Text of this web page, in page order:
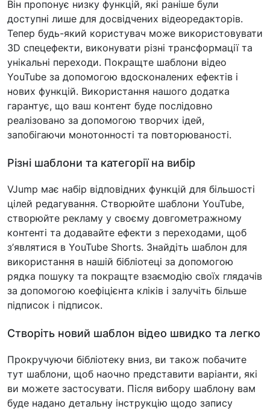
Він пропонує низку функцій, які раніше були
доступні лише для досвідчених відеоредакторів.
Тепер будь-який користувач може використовувати
3D спецефекти, виконувати різні трансформації та
унікальні переходи. Покращте шаблони відео
YouTube за допомогою вдосконалених ефектів і
нових функцій. Використання нашого додатка
гарантує, що ваш контент буде послідовно
реалізовано за допомогою творчих ідей,
запобігаючи монотонності та повторюваності.
Різні шаблони та категорії на вибір
VJump має набір відповідних функцій для більшості
цілей редагування. Створюйте шаблони YouTube,
створюйте рекламу у своєму довгометражному
контенті та додавайте ефекти з переходами, щоб
з’являтися в YouTube Shorts. Знайдіть шаблон для
використання в нашій бібліотеці за допомогою
рядка пошуку та покращте взаємодію своїх глядачів
за допомогою коефіцієнта кліків і залучіть більше
підписок і підписок.
Створіть новий шаблон відео швидко та легко
Прокручуючи бібліотеку вниз, ви також побачите
тут шаблони, щоб наочно представити варіанти, які
ви можете застосувати. Після вибору шаблону вам
буде надано детальну інструкцію щодо запису